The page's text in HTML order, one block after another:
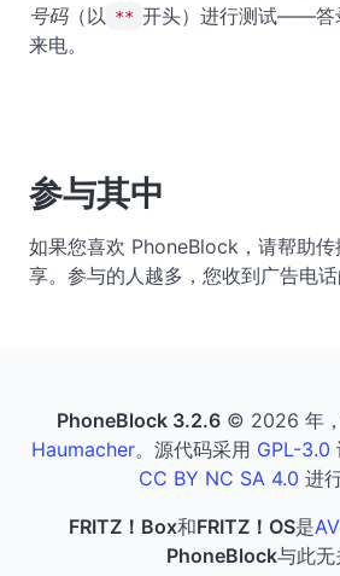
号码（以 ** 开头）进行测试——答
来电。
参与其中
如果您喜欢 PhoneBlock，请帮助
享。参与的人越多，您收到广告电话
PhoneBlock 3.2.6 © 2026 年，
Haumacher。源代码采用 GPL-3.0
CC BY NC SA 4.0 进
FRITZ！Box和FRITZ！OS是
PhoneBlock与此无